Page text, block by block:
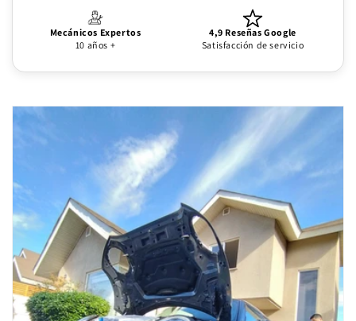
Mecánicos Expertos
10 años +
4,9 Reseñas Google
Satisfacción de servicio